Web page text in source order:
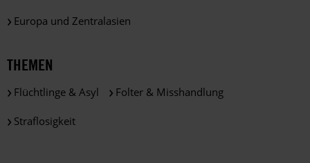
Europa und Zentralasien
THEMEN
Flüchtlinge & Asyl Folter & Misshandlung
Straflosigkeit